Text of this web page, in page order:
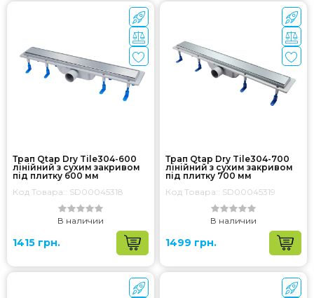
Трап Qtap Dry Tile304-600
лінійний з сухим закривом
під плитку 600 мм
Код Товара:: SD00045318
В наличии
1415 грн.
Трап Qtap Dry Tile304-700
лінійний з сухим закривом
під плитку 700 мм
Код Товара:: SD00045319
В наличии
1499 грн.